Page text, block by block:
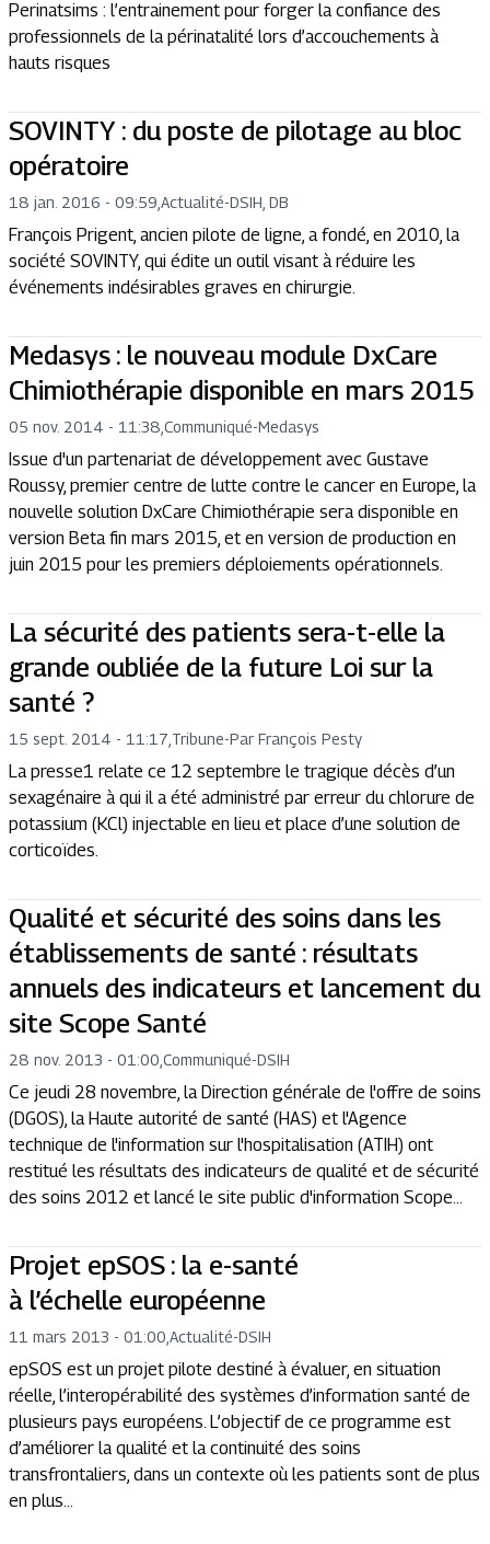
Perinatsims : l’entrainement pour forger la confiance des
professionnels de la périnatalité lors d’accouchements à
hauts risques
SOVINTY : du poste de pilotage au bloc
opératoire
18 jan. 2016 - 09:59 Actualité-DSIH, DB
François Prigent, ancien pilote de ligne, a fondé, en 2010, la
société SOVINTY, qui édite un outil visant à réduire les
événements indésirables graves en chirurgie.
Medasys : le nouveau module DxCare
Chimiothérapie disponible en mars 2015
05 nov. 2014 - 11:38 Communiqué-Medasys
Issue d'un partenariat de développement avec Gustave
Roussy, premier centre de lutte contre le cancer en Europe, la
nouvelle solution DxCare Chimiothérapie sera disponible en
version Beta fin mars 2015, et en version de production en
juin 2015 pour les premiers déploiements opérationnels.
La sécurité des patients sera-t-elle la
grande oubliée de la future Loi sur la
santé ?
15 sept. 2014 - 11:17 Tribune-Par François Pesty
La presse1 relate ce 12 septembre le tragique décès d’un
sexagénaire à qui il a été administré par erreur du chlorure de
potassium (KCl) injectable en lieu et place d’une solution de
corticoïdes.
Qualité et sécurité des soins dans les
établissements de santé : résultats
annuels des indicateurs et lancement du
site Scope Santé
28 nov. 2013 - 01:00 Communiqué-DSIH
Ce jeudi 28 novembre, la Direction générale de l'offre de soins
(DGOS), la Haute autorité de santé (HAS) et l'Agence
technique de l'information sur l'hospitalisation (ATIH) ont
restitué les résultats des indicateurs de qualité et de sécurité
des soins 2012 et lancé le site public d'information Scope...
Projet epSOS : la e-santé
à l’échelle européenne
11 mars 2013 - 01:00 Actualité-DSIH
epSOS est un projet pilote destiné à évaluer, en situation
réelle, l’interopérabilité des systèmes d’information santé de
plusieurs pays européens. L’objectif de ce programme est
d’améliorer la qualité et la continuité des soins
transfrontaliers, dans un contexte où les patients sont de plus
en plus...